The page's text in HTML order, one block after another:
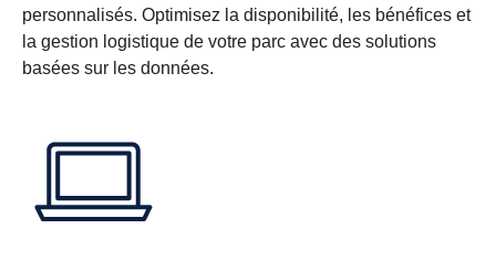
personnalisés. Optimisez la disponibilité, les bénéfices et
la gestion logistique de votre parc avec des solutions
basées sur les données.